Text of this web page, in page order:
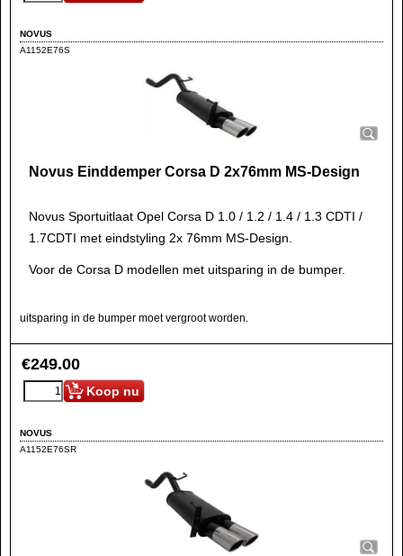
NOVUS
A1152E76S
Novus Einddemper Corsa D 2x76mm MS-Design
Novus Sportuitlaat Opel Corsa D 1.0 / 1.2 / 1.4 / 1.3 CDTI /
1.7CDTI met eindstyling 2x 76mm MS-Design.
Voor de Corsa D modellen met uitsparing in de bumper.
uitsparing in de bumper moet vergroot worden.
€249.00
Koop nu
NOVUS
A1152E76SR